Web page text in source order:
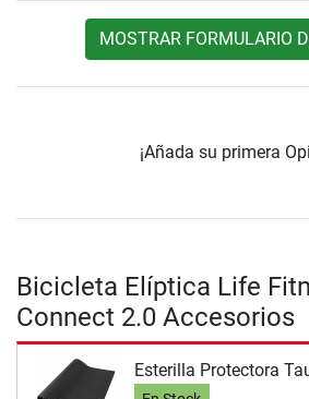
MOSTRAR FORMULARIO
¡Añada su primera
Bicicleta Elíptica Life
Connect 2.0 Accesorios
Esterilla Protectora